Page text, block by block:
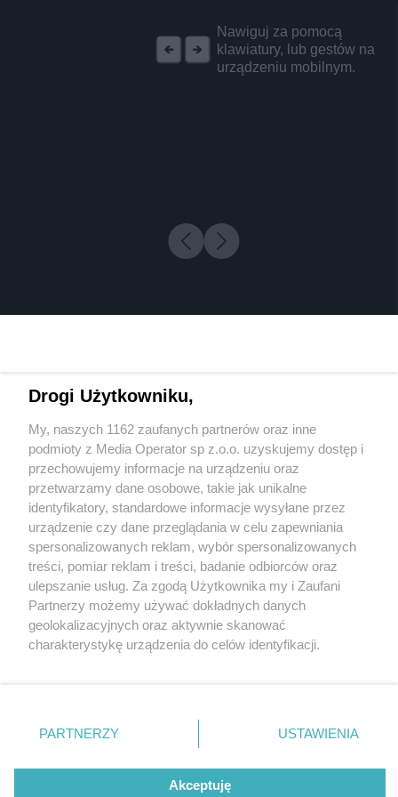
Nawiguj za pomocą
klawiatury, lub gestów na
urządzeniu mobilnym.
2 / 0
Wydawca mediów lokalnych
Nie zapomnij
zapoznać się z:
polityką prywatności regulamin korzystania z portali
Twojemiasto
Piekary Śląskie
Chorzów
Tarnowskie Góry
Gliwice
Skontakuj sięz nami
Kontakt
Wydawca
Redakcja
Drogi Użytkowniku,
My, naszych 1162 zaufanych partnerów oraz inne
podmioty z Media Operator sp z.o.o. uzyskujemy dostęp i
przechowujemy informacje na urządzeniu oraz
przetwarzamy dane osobowe, takie jak unikalne
identyfikatory, standardowe informacje wysyłane przez
urządzenie czy dane przeglądania w celu zapewniania
spersonalizowanych reklam, wybór spersonalizowanych
treści, pomiar reklam i treści, badanie odbiorców oraz
ulepszanie usług. Za zgodą Użytkownika my i Zaufani
Partnerzy możemy używać dokładnych danych
geolokalizacyjnych oraz aktywnie skanować
charakterystykę urządzenia do celów identyfikacji.
zmienić/wycofać klikając przycisk ustawień prywatności
znajdujący się w lewym dolnym rogu strony
rodzaje przetwarzania danych nie wymagają zgody
użytkownika, ale masz prawo sprzeciwić się takiemu
PARTNERZY USTAWIENIA
Akceptuję